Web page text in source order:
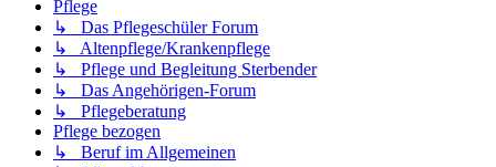
Pflege
↳ Das Pflegeschüler Forum
↳ Altenpflege/Krankenpflege
↳ Pflege und Begleitung Sterbender
↳ Das Angehörigen-Forum
↳ Pflegeberatung
Pflege bezogen
↳ Beruf im Allgemeinen